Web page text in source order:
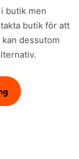
butik men
butik för att
dessutom